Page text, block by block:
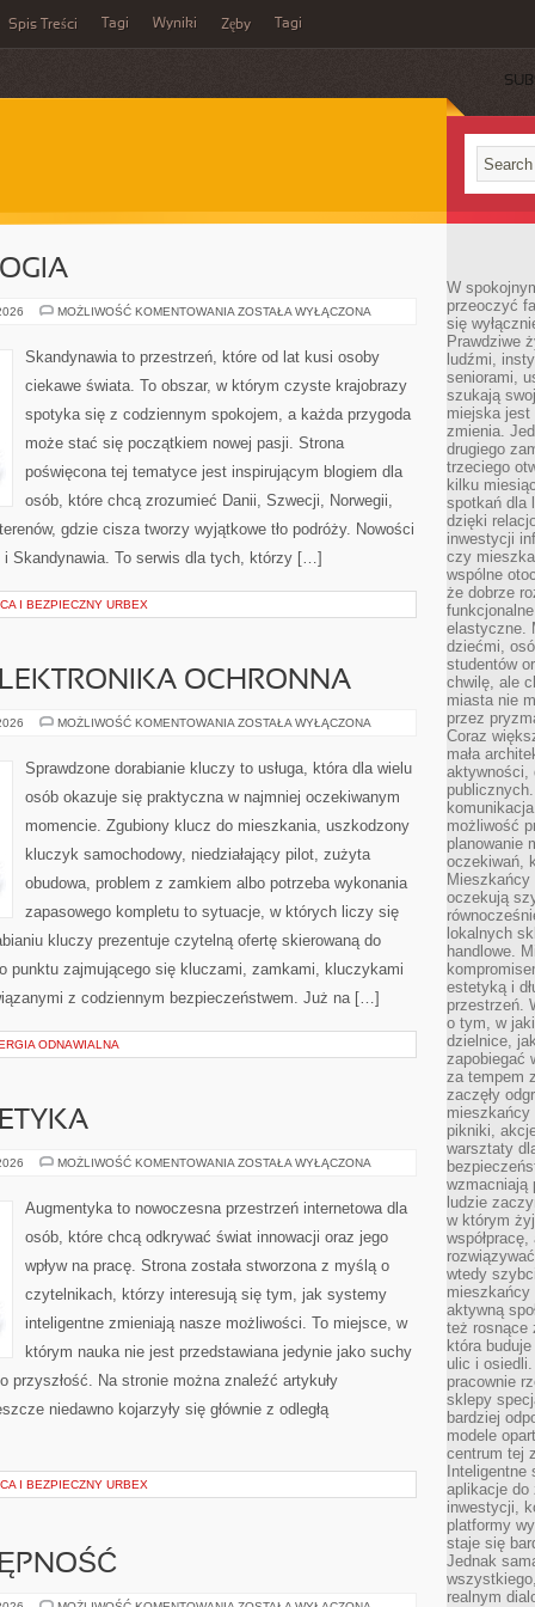
Spis Treści Tagi Wyniki Zęby Tagi
MOŻLIWOŚĆ KOMENTOWANIA LEGENDY
ZOSTAŁA WYŁĄCZONA
Skandynawia to przestrzeń, które od lat kusi osoby
ciekawe świata. To obszar, w którym czyste krajobrazy
spotyka się z codziennym spokojem, a każda przygoda
może stać się początkiem nowej pasji. Strona
poświęcona tej tematyce jest inspirującym blogiem dla
osób, które chcą zrozumieć Danii, Szwecji, Norwegii,
gdzie cisza tworzy wyjątkowe tło podróży. Nowości
Skandynawia. To serwis dla tych, którzy […]
I BEZPIECZNY URBEX
OCHRONNA
MOŻLIWOŚĆ KOMENTOWANIA IMMOBILIZERY
OCHRONNA
ZOSTAŁA WYŁĄCZONA
Sprawdzone dorabianie kluczy to usługa, która dla wielu
osób okazuje się praktyczna w najmniej oczekiwanym
momencie. Zgubiony klucz do mieszkania, uszkodzony
kluczyk samochodowy, niedziałający pilot, zużyta
obudowa, problem z zamkiem albo potrzeba wykonania
zapasowego kompletu to sytuacje, w których liczy się
kluczy prezentuje czytelną ofertę skierowaną do
punktu zajmującego się kluczami, zamkami, kluczykami
z codziennym bezpieczeństwem. Już na […]
ODNAWIALNA
MOŻLIWOŚĆ KOMENTOWANIA TECHNOLOGIA
ZOSTAŁA WYŁĄCZONA
Augmentyka to nowoczesna przestrzeń internetowa dla
osób, które chcą odkrywać świat innowacji oraz jego
wpływ na pracę. Strona została stworzona z myślą o
czytelnikach, którzy interesują się tym, jak systemy
inteligentne zmieniają nasze możliwości. To miejsce, w
którym nauka nie jest przedstawiana jedynie jako suchy
przyszłość. Na stronie można znaleźć artykuły
niedawno kojarzyły się głównie z odległą
I BEZPIECZNY URBEX
W
przeoczyć
się
Prawdziwe
ludźmi,
seniorami,
szukają
miejska jest
zmienia.
drugiego
trzeciego
kilku
spotkań dla
dzięki
inwestycji
czy
wspólne
że dobrze
elastyczne.
dziećmi,
studentów
chwilę, ale
miasta nie
przez
Coraz
mała
aktywności,
możliwość
planowanie
oczekiwań,
oczekują
lokalnych
handlowe.
estetyką i
przestrzeń.
o tym, w
dzielnice,
zapobiegać
za tempem
zaczęły
mieszkańcy
pikniki,
warsztaty
wzmacniają
ludzie
w którym
wtedy
mieszkańcy
aktywną
też rosnące
która
ulic i osiedli.
pracownie
sklepy
bardziej
modele
centrum tej
aplikacje do
inwestycji,
platformy
staje się
Jednak
realnym